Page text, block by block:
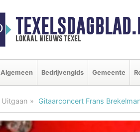
lokaal nieuws texel
Algemeen Bedrijvengids Gemeente
Uitgaan Gitaarconcert Frans